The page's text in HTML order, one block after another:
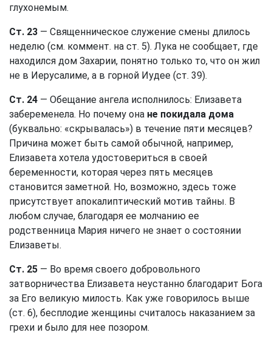
глухонемым.
Ст. 23 — Священническое служение смены длилось
неделю (см. коммент. на ст. 5). Лука не сообщает, где
находился дом Захарии, понятно только то, что он жил
не в Иерусалиме, а в горной Иудее (ст. 39).
Ст. 24 — Обещание ангела исполнилось: Елизавета
забеременела. Но почему она не покидала дома
(буквально: «скрывалась») в течение пяти месяцев?
Причина может быть самой обычной, например,
Елизавета хотела удостовериться в своей
беременности, которая через пять месяцев
становится заметной. Но, возможно, здесь тоже
присутствует апокалиптический мотив тайны. В
любом случае, благодаря ее молчанию ее
родственница Мария ничего не знает о состоянии
Елизаветы.
Ст. 25 — Во время своего добровольного
затворничества Елизавета неустанно благодарит Бога
за Его великую милость. Как уже говорилось выше
(ст. 6), бесплодие женщины считалось наказанием за
грехи и было для нее позором.